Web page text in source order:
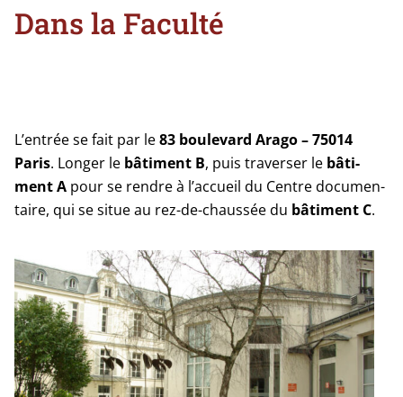
Dans la Faculté
L’entrée se fait par le83 bou­le­vard Arago – 75014
Paris. Longer le bâti­ment B, puis tra­ver­ser le bâti­
mentA pour se rendre à l’ac­cueil du Centre docu­men­
taire, qui se situe au rez-de-chaus­sée du bâti­ment C.